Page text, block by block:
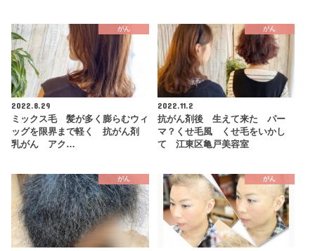
がん
2022.8.29
ミックス毛 髪が多く膨らむウィ
ッグを限界まで軽く 抗がん剤
乳がん アク…
がん
2022.11.2
抗がん剤後 生えて来た パー
マ？くせ毛風 くせ毛をいかし
て 江東区亀戸美容室
がん がん